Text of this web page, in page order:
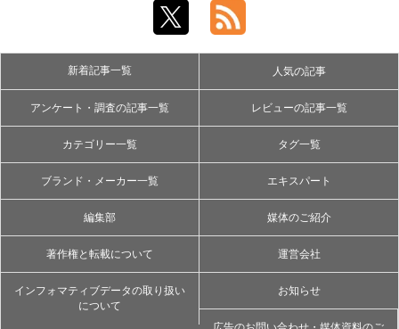
新着記事一覧 人気の記事
アンケート・調査の記事一覧 レビューの記事一覧
カテゴリー一覧 タグ一覧
ブランド・メーカー一覧 エキスパート
編集部 媒体のご紹介
著作権と転載について 運営会社
インフォマティブデータの取り扱い
について
お知らせ